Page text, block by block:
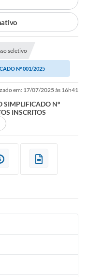
seletivo
Nº 001/2025
em: 17/07/2025 às 16h41
SIMPLIFICADO Nº
INSCRITOS